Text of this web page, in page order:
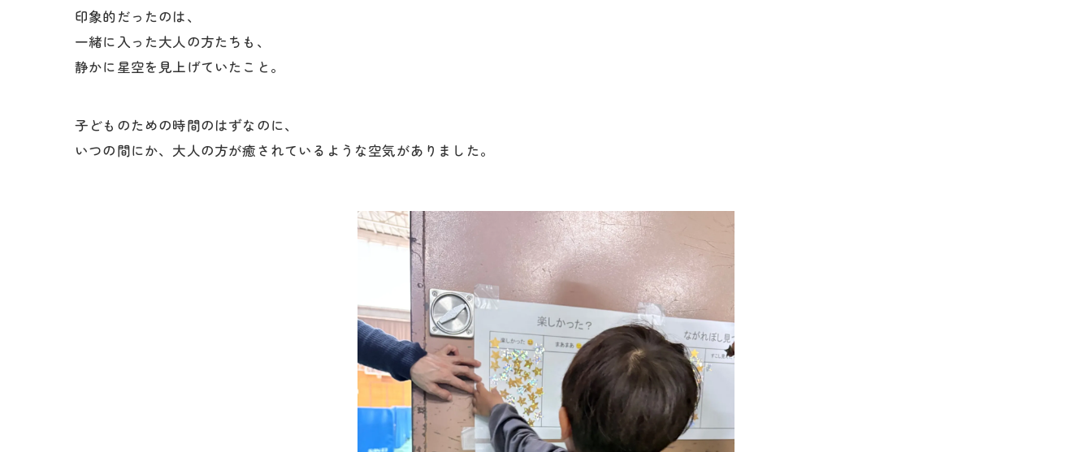
印象的だったのは、
一緒に入った大人の方たちも、
静かに星空を見上げていたこと。
子どものための時間のはずなのに、
いつの間にか、大人の方が癒されているような空気がありました。